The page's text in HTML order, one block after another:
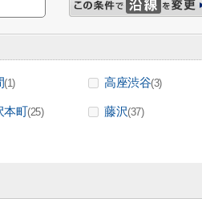
(1) 高座渋谷(3)
本町(25) 藤沢(37)